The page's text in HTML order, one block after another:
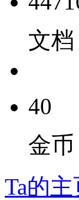
文档
40
金币
Ta的主